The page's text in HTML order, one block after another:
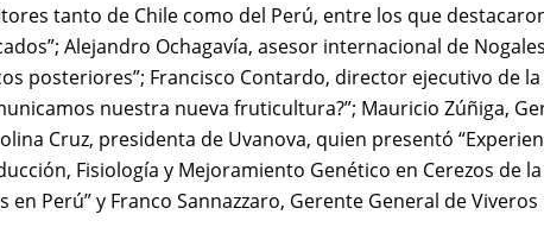
tanto de Chile como del Perú, entre los que
Alejandro Ochagavía, asesor internacional de
posteriores”; Francisco Contardo, director ejecutivo de
nuestra nueva fruticultura?”; Mauricio Zúñiga,
Cruz, presidenta de Uvanova, quien presentó
Fisiología y Mejoramiento Genético en Cerezos
Perú” y Franco Sannazzaro, Gerente General de